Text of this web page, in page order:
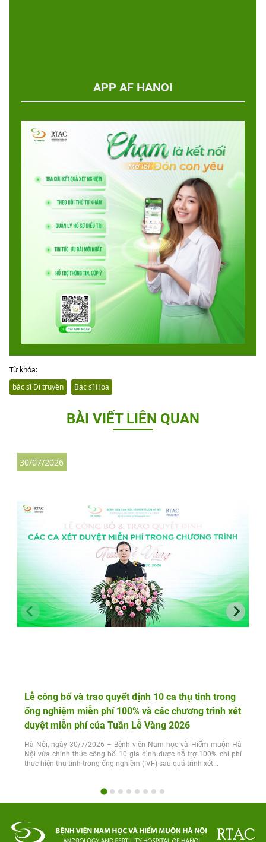
APP AF HANOI
Từ khóa:
bác sĩ Di truyền
Bác sĩ Hoa
BÀI VIẾT LIÊN QUAN
Lễ công bố và trao quyết định 10 ca thụ tinh trong
ống nghiệm miễn phí 100% và các chương trình xét
duyệt miễn phí của Tuần Lễ Vàng 2026
Hà Nội, ngày 30/7/2026 – Bệnh viện Nam học và Hiếm muộn Hà
Nội vừa chính thức công bố 10 gia đình được hỗ trợ 100% chi phí
thực hiện thụ tinh trong ống nghiệm (IVF) sau quá trình xét...
30/07/2026